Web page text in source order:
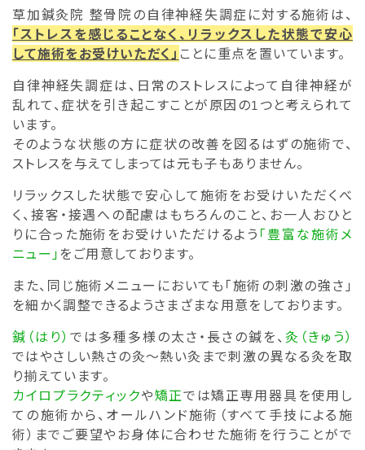
草加鍼灸院 整骨院の自律神経失調症に対する施術は、
「ストレスを感じることなく、リラックスした状態で安心
して施術をお受けいただく」 ことに重点を置いています。
自律神経失調症は、日常のストレスによって自律神経が
乱れて、症状を引き起こすことが原因の1つと考えられて
います。
そのような状態の方に症状の改善を図るはずの施術で、
ストレスを与えてしまっては元も子もありません。
リラックスした状態で安心して施術をお受けいただくべ
く、接客・接遇への配慮はもちろんのこと、お一人おひと
りに合った施術をお受けいただけるよう 「豊富な施術メ
ニュー」 をご用意しております。
また、同じ施術メニューにおいても「施術の刺激の強さ」
を細かく調整できるようさまざまな用意をしております。
鍼（はり） では多種多様の太さ・長さの鍼を、 灸（きゅう）
ではやさしい熱さの灸～熱い灸まで刺激の異なる灸を取
り揃えています。
カイロプラクティックや矯正では矯正専用器具を使用し
ての施術から、オールハンド施術（すべて手技による施
術）までご要望やお身体に合わせた施術を行うことがで